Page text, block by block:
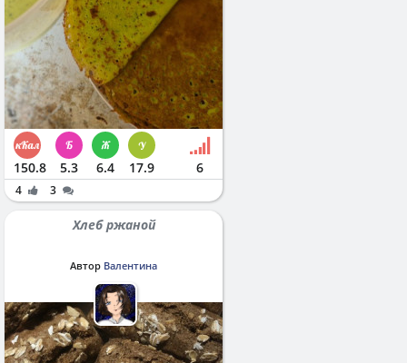
150.8 5.3 6.4 17.9 6
4 3
Хлеб ржаной
Автор Валентина